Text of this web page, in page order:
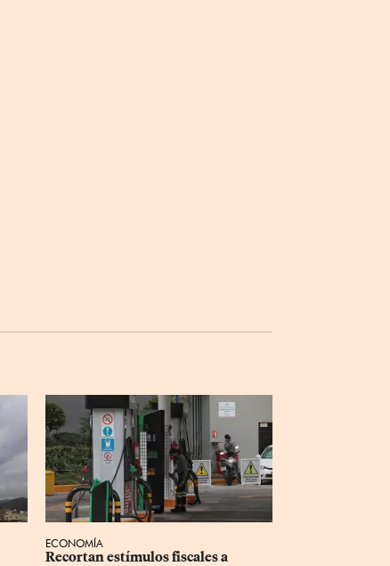
ECONOMÍA
Recortan estímulos fiscales a